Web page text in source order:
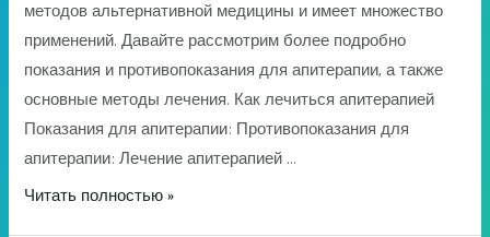
методов альтернативной медицины и имеет множество
применений. Давайте рассмотрим более подробно
показания и противопоказания для апитерапии, а также
основные методы лечения. Как лечиться апитерапией
Показания для апитерапии: Противопоказания для
апитерапии: Лечение апитерапией …
Апитерапия
Читать полностью »